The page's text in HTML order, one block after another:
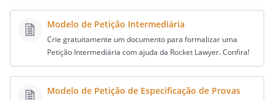
Modelo de Petição Intermediária
Crie gratuitamente um documento para formalizar uma
Petição Intermediária com ajuda da Rocket Lawyer. Confira!
Modelo de Petição de Especificação de Provas